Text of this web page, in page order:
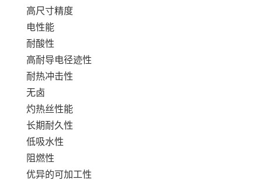
高尺寸精度
电性能
耐酸性
高耐导电径迹性
耐热冲击性
无卤
灼热丝性能
长期耐久性
低吸水性
阻燃性
优异的可加工性